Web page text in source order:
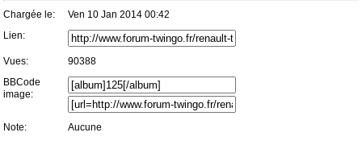
Chargée le:
Ven 10 Jan 2014 00:42
Lien:
Vues:
90388
BBCode
image:
Note: Aucune